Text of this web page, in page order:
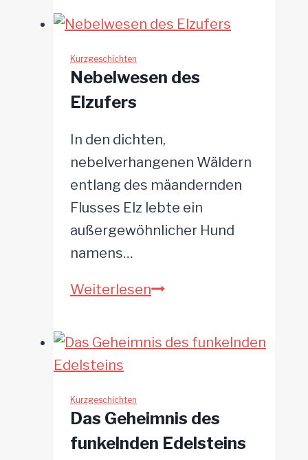
Küstengeheimnis
Kurzgeschichten
Nebelwesen des
Elzufers
In den dichten,
nebelverhangenen Wäldern
entlang des mäandernden
Flusses Elz lebte ein
außergewöhnlicher Hund
namens…
WeiterlesenNebelwesen
Elzufers
Kurzgeschichten
Das Geheimnis des
funkelnden Edelsteins